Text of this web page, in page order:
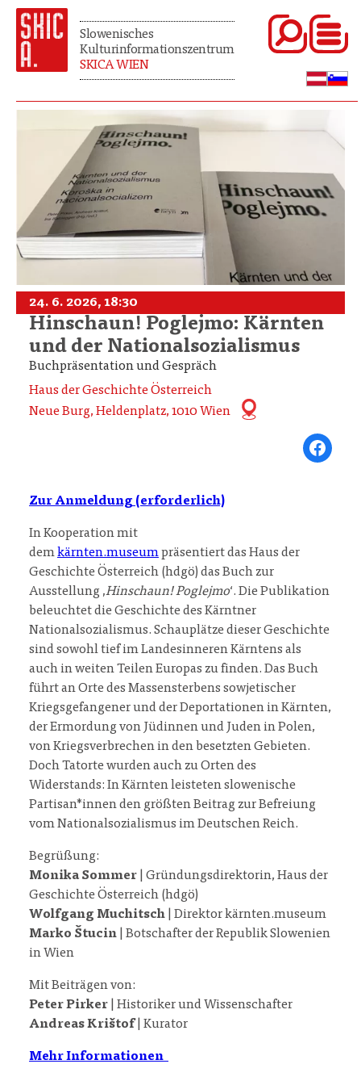
Slowenisches
Kulturinformationszentrum
SKICA WIEN
24. 6. 2026, 18:30
Hinschaun! Poglejmo: Kärnten
und der Nationalsozialismus
Buchpräsentation und Gespräch
Haus der Geschichte Österreich
Neue Burg, Heldenplatz, 1010 Wien
Share on
Zur Anmeldung (erforderlich)
In Kooperation mit
demkärnten.museumpräsentiert das Haus der
Geschichte Österreich (hdgö) das Buch zur
Ausstellung ‚Hinschaun! Poglejmo‘. Die Publikation
beleuchtet die Geschichte des Kärntner
Nationalsozialismus. Schauplätze dieser Geschichte
sind sowohl tief im Landesinneren Kärntens als
auch in weiten Teilen Europas zu finden. Das Buch
führt an Orte des Massensterbens sowjetischer
Kriegsgefangener und der Deportationen in Kärnten,
der Ermordung von Jüdinnen und Juden in Polen,
von Kriegsverbrechen in den besetzten Gebieten.
Doch Tatorte wurden auch zu Orten des
Widerstands: In Kärnten leisteten slowenische
Partisan*innen den größten Beitrag zur Befreiung
vom Nationalsozialismus im Deutschen Reich.
Begrüßung:
Monika Sommer | Gründungsdirektorin, Haus der
Geschichte Österreich (hdgö)
Wolfgang Muchitsch | Direktor kärnten.museum
Marko Štucin | Botschafter der Republik Slowenien
in Wien
Mit Beiträgen von:
Peter Pirker | Historiker und Wissenschafter
Andreas Krištof| Kurator
Mehr Informationen